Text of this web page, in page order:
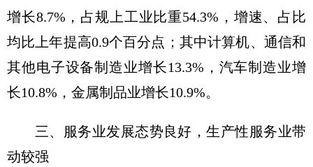
增长8.7%，占规上工业比重54.3%，增速、占比
均比上年提高0.9个百分点；其中计算机、通信和
其他电子设备制造业增长13.3%，汽车制造业增
长10.8%，金属制品业增长10.9%。
三、服务业发展态势良好，生产性服务业带
动较强